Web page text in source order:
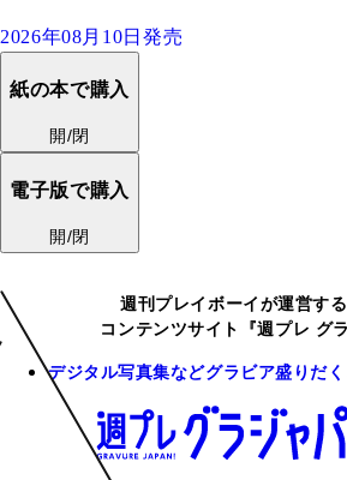
2026年08月10日発売
紙の本で購入
開/閉
電子版で購入
開/閉
週刊プレイボーイが運営す
コンテンツサイト『週プレ グ
デジタル写真集などグラビア盛りだ